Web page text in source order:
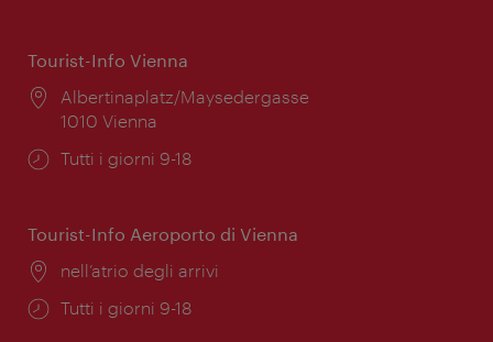
Tourist-Info Vienna
Posizione:
Albertinaplatz/Maysedergasse
1010 Vienna
Orari
Tutti i giorni 9-18
Tourist-Info Aeroporto di Vienna
Posizione:
nell’atrio degli arrivi
Orari
Tutti i giorni 9-18